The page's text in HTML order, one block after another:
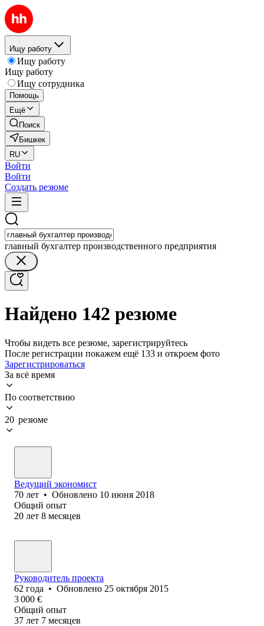
Ищу работу
Ищу работу
Ищу работу
Ищу сотрудника
Помощь
Ещё
Поиск
Бишкек
RU
Войти
Войти
Создать резюме
главный бухгалтер производственного предприятия
Найдено 142 резюме
Чтобы видеть все резюме, зарегистрируйтесь
После регистрации покажем ещё 133 и откроем фото
Зарегистрироваться
За всё время
По соответствию
20 резюме
Ведущий экономист
70 лет • Обновлено 10 июня 2018
Общий опыт
20 лет 8 месяцев
Руководитель проекта
62 года • Обновлено 25 октября 2015
3 000 €
Общий опыт
37 лет 7 месяцев